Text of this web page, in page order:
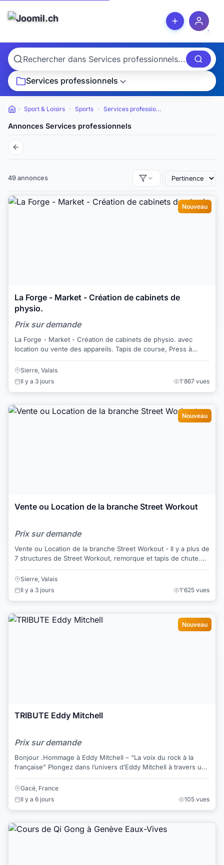
Services professionnels
Petites annonces
Sport & Loisirs Sports Services professionnels
Annonces Services professionnels
49 annonces
Nouveau
La Forge - Market - Création de cabinets de
physio.
Prix sur demande
La Forge - Market - Création de cabinets de physio. avec
location ou vente des appareils. Tapis de course, Press à
Sierre, Valais
Il y a 3 jours
1'867 vues
Nouveau
Vente ou Location de la branche Street Workout
Prix sur demande
Vente ou Location de la branche Street Workout - Il y a plus de
7 structures de Street Workout, remorque et tapis de chute.
Sierre, Valais
Il y a 3 jours
1'625 vues
Nouveau
TRIBUTE Eddy Mitchell
Prix sur demande
Bonjour .Hommage à Eddy Mitchell – “La voix du rock à la
française” Plongez dans l’univers d’Eddy Mitchell à travers un
Gacé, France
Il y a 6 jours
105 vues